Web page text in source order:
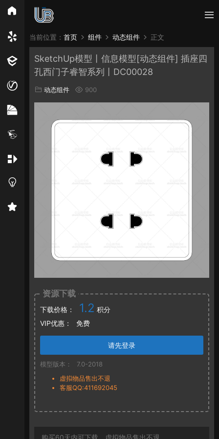
所有分类
Enscape PB3构件 构件 轮廓
当前位置： 首页 组件 动态组件 正文
SketchUp模型丨信息模型[动态组件] 插座四
孔西门子睿智系列丨DC00028
动态组件 900
资源下载
下载价格： 1.2 积分
VIP优惠：
免费
请先登录
模型版本：
7.0-2018
虚拟物品售出不退
客服QQ:411692045
购买60天内可下载，虚拟物品售出不退。